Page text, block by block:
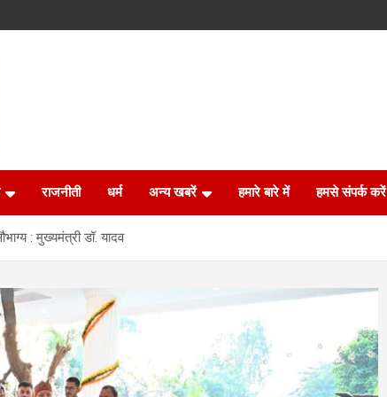
राजनीती धर्म अन्य खबरें हमारे बारे में हमसे संपर्क करें
: मुख्यमंत्री डॉ. यादव